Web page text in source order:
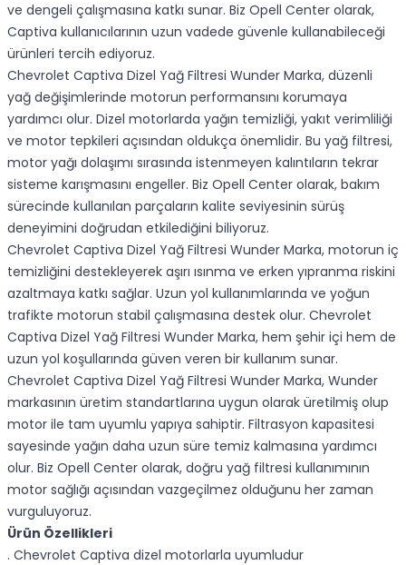
ve dengeli çalışmasına katkı sunar. Biz Opell Center olarak,
Captiva kullanıcılarının uzun vadede güvenle kullanabileceği
ürünleri tercih ediyoruz.
Chevrolet Captiva Dizel Yağ Filtresi Wunder Marka, düzenli
yağ değişimlerinde motorun performansını korumaya
yardımcı olur. Dizel motorlarda yağın temizliği, yakıt verimliliği
ve motor tepkileri açısından oldukça önemlidir. Bu yağ filtresi,
motor yağı dolaşımı sırasında istenmeyen kalıntıların tekrar
sisteme karışmasını engeller. Biz Opell Center olarak, bakım
sürecinde kullanılan parçaların kalite seviyesinin sürüş
deneyimini doğrudan etkilediğini biliyoruz.
Chevrolet Captiva Dizel Yağ Filtresi Wunder Marka, motorun iç
temizliğini destekleyerek aşırı ısınma ve erken yıpranma riskini
azaltmaya katkı sağlar. Uzun yol kullanımlarında ve yoğun
trafikte motorun stabil çalışmasına destek olur. Chevrolet
Captiva Dizel Yağ Filtresi Wunder Marka, hem şehir içi hem de
uzun yol koşullarında güven veren bir kullanım sunar.
Chevrolet Captiva Dizel Yağ Filtresi Wunder Marka, Wunder
markasının üretim standartlarına uygun olarak üretilmiş olup
motor ile tam uyumlu yapıya sahiptir. Filtrasyon kapasitesi
sayesinde yağın daha uzun süre temiz kalmasına yardımcı
olur. Biz Opell Center olarak, doğru yağ filtresi kullanımının
motor sağlığı açısından vazgeçilmez olduğunu her zaman
vurguluyoruz.
Ürün Özellikleri
. Chevrolet Captiva dizel motorlarla uyumludur